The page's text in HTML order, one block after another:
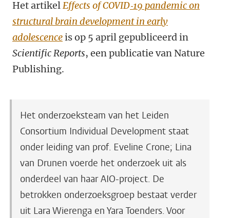
Het artikelEffects of COVID‑19 pandemic on
structural brain development in early
adolescenceis op 5 april gepubliceerd in
Scientific Reports, een publicatie van Nature
Publishing.
Het onderzoeksteam van het Leiden
Consortium Individual Development staat
onder leiding van prof. Eveline Crone; Lina
van Drunen voerde het onderzoek uit als
onderdeel van haar AIO-project. De
betrokken onderzoeksgroep bestaat verder
uit Lara Wierenga en Yara Toenders. Voor